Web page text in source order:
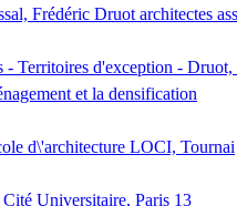
Frédéric Druot architectes
- Territoires d'exception -
et la densification
d\'architecture LOCI, Tournai
Universitaire, Paris 13